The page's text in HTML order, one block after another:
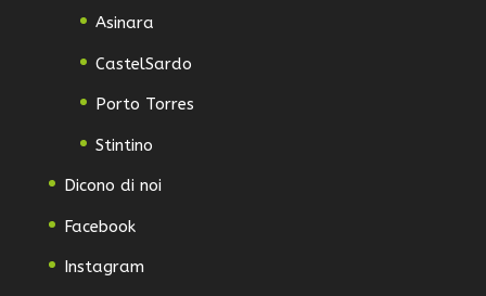
Asinara
CastelSardo
Porto Torres
Stintino
Dicono di noi
Facebook
Instagram